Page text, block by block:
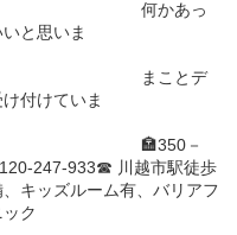
っ
と思いま
デ
付けていま
－
247-933☎ 川越市駅徒歩
キッズルーム有、バリアフ
ク